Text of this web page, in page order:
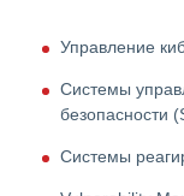
Управление
Системы
безопасности
Системы